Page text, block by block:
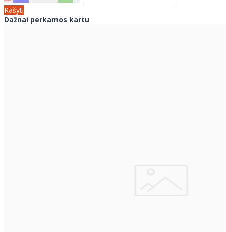
Rašyti
Dažnai perkamos kartu